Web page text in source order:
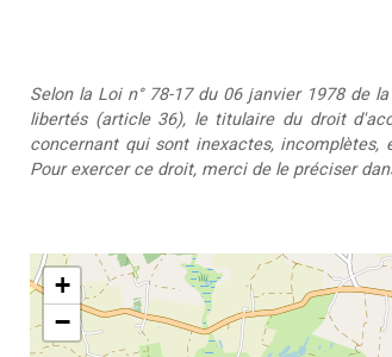
Selon la Loi n° 78-17 du 06 janvier 1978 de
libertés (article 36), le titulaire du droit
concernant qui sont inexactes,
Pour exercer ce droit, merci de le préciser
+
−